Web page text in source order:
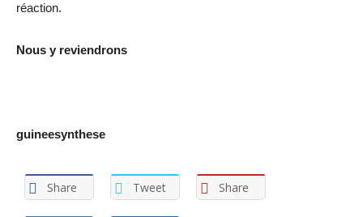
réaction.
Nous y reviendrons
guineesynthese
Share Tweet Share